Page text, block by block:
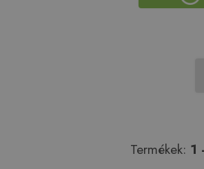
Termékek: 1